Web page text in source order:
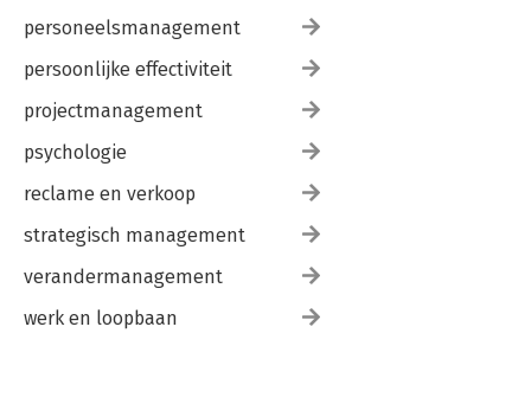
personeelsmanagement
persoonlijke effectiviteit
projectmanagement
psychologie
reclame en verkoop
strategisch management
verandermanagement
werk en loopbaan